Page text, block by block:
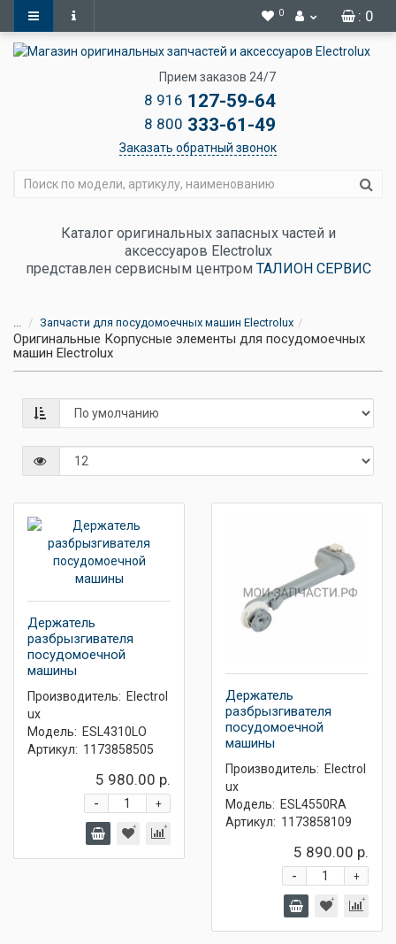
: 0
0
Прием заказов 24/7
8 916 127-59-64
8 800 333-61-49
Заказать обратный звонок
Каталог оригинальных запасных частей и
аксессуаров Electrolux
представлен сервисным центром ТАЛИОН СЕРВИС
... Запчасти для посудомоечных машин Electrolux
Оригинальные Корпусные элементы для посудомоечных
машин Electrolux
Держатель
разбрызгивателя
посудомоечной
машины
Производитель: Electrol
ux
Модель: ESL4310LO
Артикул: 1173858505
5 980.00 р.
+
-
Держатель
разбрызгивателя
посудомоечной
машины
Производитель: Electrol
ux
Модель: ESL4550RA
Артикул: 1173858109
5 890.00 р.
+
-